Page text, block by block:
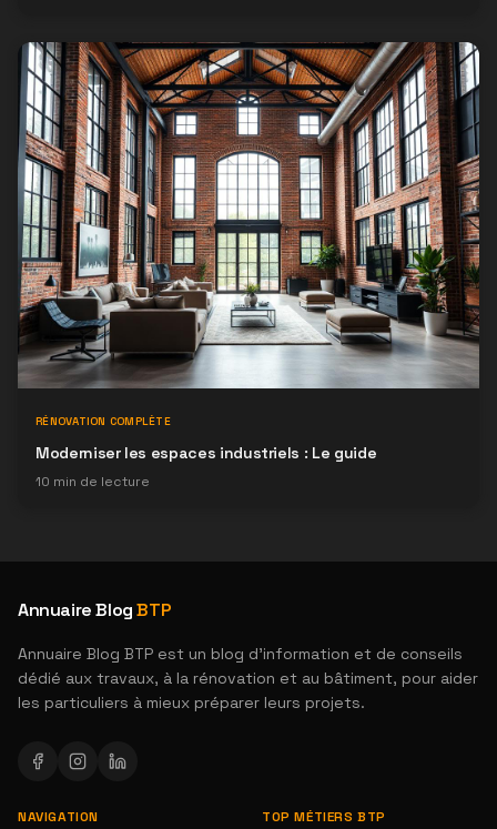
RÉNOVATION COMPLÈTE
Moderniser les espaces industriels : Le guide
10 min de lecture
Annuaire BlogBTP
Annuaire Blog BTP est un blog d'information et de conseils
dédié aux travaux, à la rénovation et au bâtiment, pour aider
les particuliers à mieux préparer leurs projets.
NAVIGATION TOP MÉTIERS BTP